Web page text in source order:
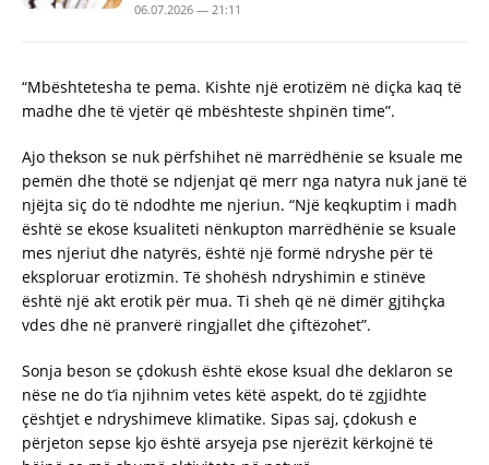
06.07.2026 — 21:11
“Mbështetesha te pema. Kishte një erotizëm në diçka kaq të
madhe dhe të vjetër që mbështeste shpinën time”.
Ajo thekson se nuk përfshihet në marrëdhënie se ksuale me
pemën dhe thotë se ndjenjat që merr nga natyra nuk janë të
njëjta siç do të ndodhte me njeriun. “Një keqkuptim i madh
është se ekose ksualiteti nënkupton marrëdhënie se ksuale
mes njeriut dhe natyrës, është një formë ndryshe për të
eksploruar erotizmin. Të shohësh ndryshimin e stinëve
është një akt erotik për mua. Ti sheh që në dimër gjtihçka
vdes dhe në pranverë ringjallet dhe çiftëzohet”.
Sonja beson se çdokush është ekose ksual dhe deklaron se
nëse ne do t’ia njihnim vetes këtë aspekt, do të zgjidhte
çështjet e ndryshimeve klimatike. Sipas saj, çdokush e
përjeton sepse kjo është arsyeja pse njerëzit kërkojnë të